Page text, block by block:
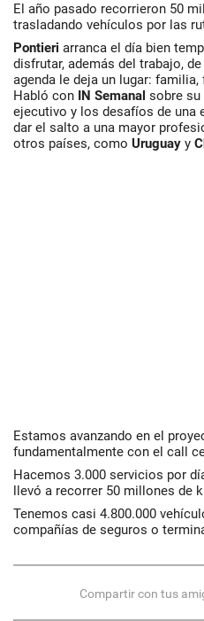
El año pasado recorrieron 50
trasladando vehículos por las
Pontieri arranca el día bien
disfrutar, además del trabajo,
agenda le deja un lugar:
Habló con IN Semanal sobre su
ejecutivo y los desafíos de una
dar el salto a una mayor
otros países, como Uruguay y
Estamos avanzando en el
fundamentalmente con el call
Hacemos 3.000 servicios por
llevó a recorrer 50 millones de
Tenemos casi 4.800.000
compañías de seguros o
Compartir con tus